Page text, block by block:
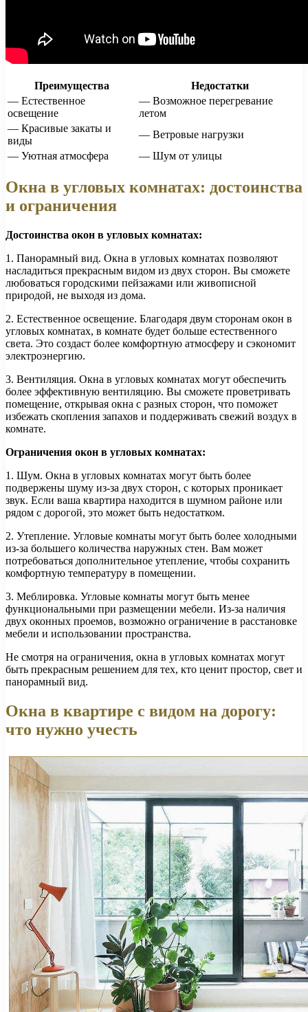
Преимущества
Недостатки
— Естественное
освещение
— Возможное перегревание
летом
— Красивые закаты и
виды
— Ветровые нагрузки
— Уютная атмосфера
— Шум от улицы
Окна в угловых комнатах: достоинства
и ограничения
Достоинства окон в угловых комнатах:
1. Панорамный вид. Окна в угловых комнатах позволяют
насладиться прекрасным видом из двух сторон. Вы сможете
любоваться городскими пейзажами или живописной
природой, не выходя из дома.
2. Естественное освещение. Благодаря двум сторонам окон в
угловых комнатах, в комнате будет больше естественного
света. Это создаст более комфортную атмосферу и сэкономит
электроэнергию.
3. Вентиляция. Окна в угловых комнатах могут обеспечить
более эффективную вентиляцию. Вы сможете проветривать
помещение, открывая окна с разных сторон, что поможет
избежать скопления запахов и поддерживать свежий воздух в
комнате.
Ограничения окон в угловых комнатах:
1. Шум. Окна в угловых комнатах могут быть более
подвержены шуму из-за двух сторон, с которых проникает
звук. Если ваша квартира находится в шумном районе или
рядом с дорогой, это может быть недостатком.
2. Утепление. Угловые комнаты могут быть более холодными
из-за большего количества наружных стен. Вам может
потребоваться дополнительное утепление, чтобы сохранить
комфортную температуру в помещении.
3. Меблировка. Угловые комнаты могут быть менее
функциональными при размещении мебели. Из-за наличия
двух оконных проемов, возможно ограничение в расстановке
мебели и использовании пространства.
Не смотря на ограничения, окна в угловых комнатах могут
быть прекрасным решением для тех, кто ценит простор, свет и
панорамный вид.
Окна в квартире с видом на дорогу:
что нужно учесть